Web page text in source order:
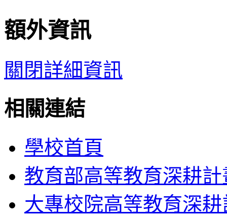
額外資訊
關閉詳細資訊
相關連結
學校首頁
教育部高等教育深耕計
大專校院高等教育深